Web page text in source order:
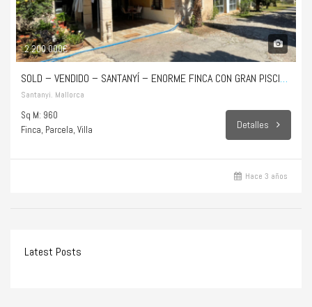
2.200.000€
SOLD – VENDIDO – SANTANYÍ – ENORME FINCA CON GRAN PISCINA Y MUCHAS POSIBILIDADES
Santanyi. Mallorca
Sq M: 960
Finca, Parcela, Villa
Detalles
Hace 3 años
Latest Posts